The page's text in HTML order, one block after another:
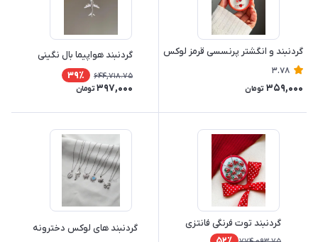
گردنبند و انگشتر پرنسسی قرمز لوکس
3.78
359,000 تومان
گردنبند هواپیما بال نگینی
644,718.75 39٪
397,000 تومان
گردنبند توت فرنگی فانتزی گردنبند های لوکس دخترونه